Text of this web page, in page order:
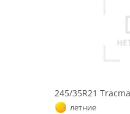
245/35R21
летние